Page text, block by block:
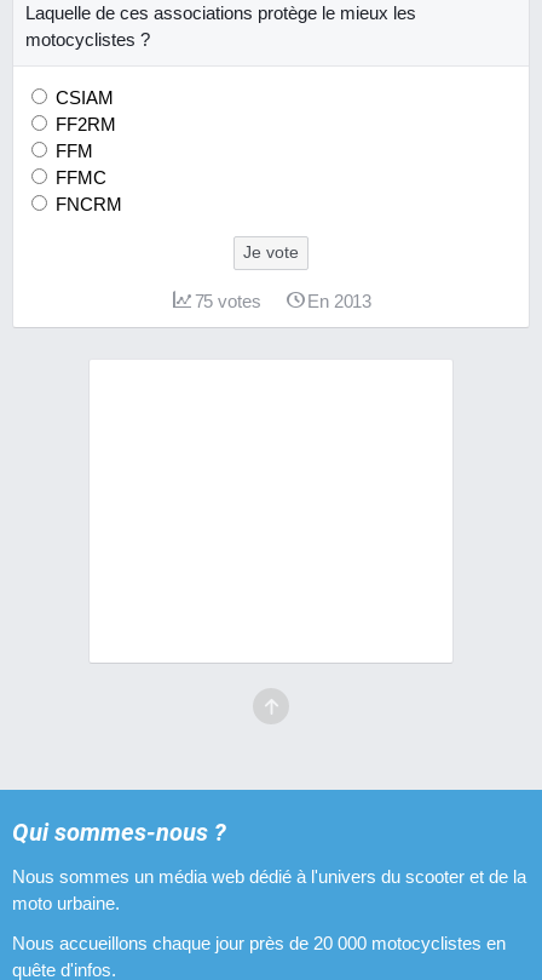
Laquelle de ces associations protège le mieux les
motocyclistes ?
CSIAM
FF2RM
FFM
FFMC
FNCRM
Je vote
75 votes En 2013
Qui sommes-nous ?
Nous sommes un média web dédié à l'univers du scooter et de la
moto urbaine.
Nous accueillons chaque jour près de 20 000 motocyclistes en
quête d'infos.